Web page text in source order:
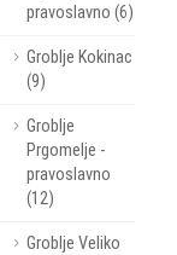
pravoslavno (6)
Groblje Kokinac
(9)
Groblje
Prgomelje -
pravoslavno
(12)
Groblje Veliko